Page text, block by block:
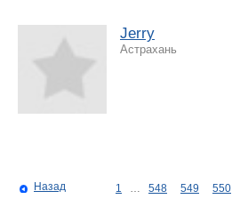
Jerry
Астрахань
Назад 1 548 549 550